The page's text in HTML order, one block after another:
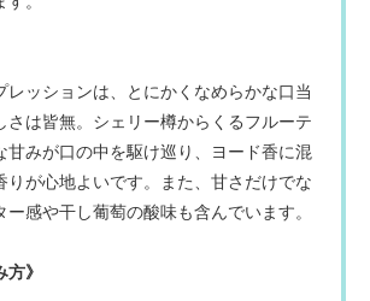
レッションは、とにかくなめらかな口当
さは皆無。シェリー樽からくるフルーテ
甘みが口の中を駆け巡り、ヨード香に混
りが心地よいです。また、甘さだけでな
ー感や干し葡萄の酸味も含んでいます。
》